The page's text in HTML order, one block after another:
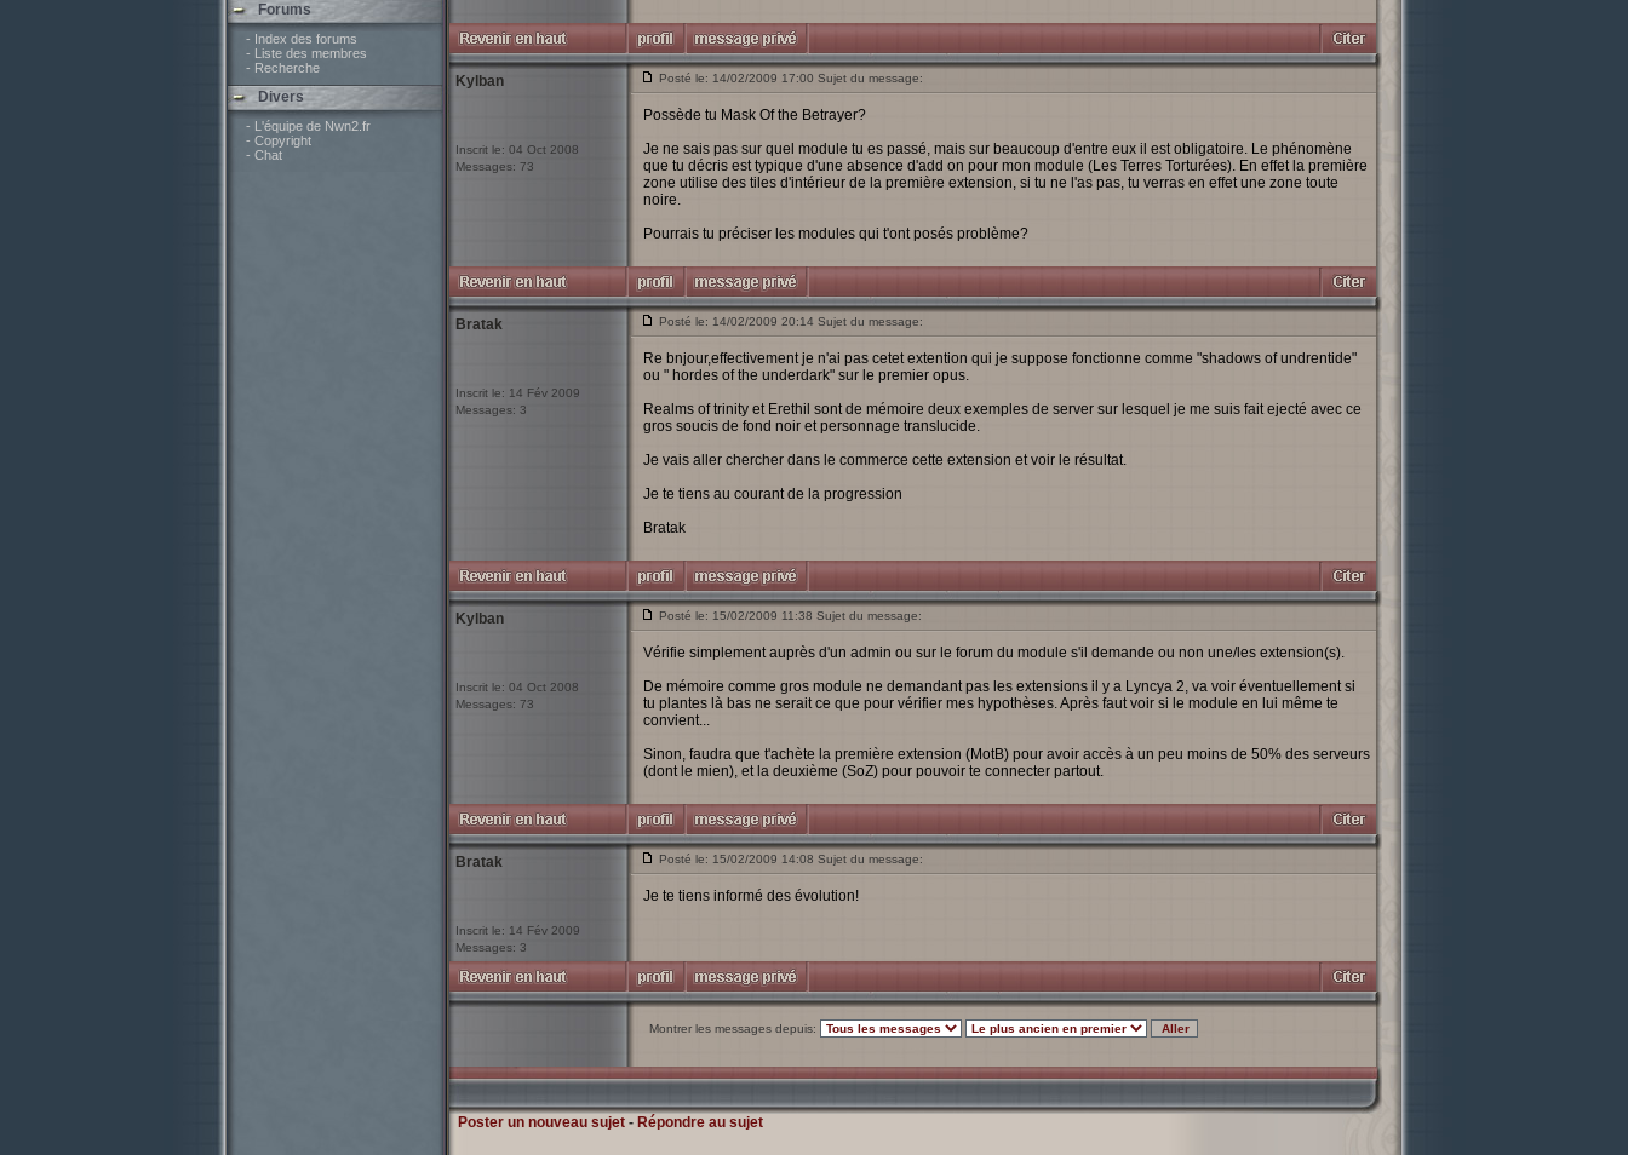
Forums
- Index des forums
- Liste des membres
- Recherche
Divers
- L'équipe de Nwn2.fr
- Copyright
- Chat
Kylban
Inscrit le: 04 Oct 2008
Messages: 73
Posté le: 14/02/2009 17:00 Sujet du message:
Possède tu Mask Of the Betrayer?
Je ne sais pas sur quel module tu es passé, mais sur beaucoup d'entre eux il est obligatoire. Le phénomène
que tu décris est typique d'une absence d'add on pour mon module (Les Terres Torturées). En effet la première
zone utilise des tiles d'intérieur de la première extension, si tu ne l'as pas, tu verras en effet une zone toute
noire.
Pourrais tu préciser les modules qui t'ont posés problème?
Bratak
Inscrit le: 14 Fév 2009
Messages: 3
Posté le: 14/02/2009 20:14 Sujet du message:
Re bnjour,effectivement je n'ai pas cetet extention qui je suppose fonctionne comme "shadows of undrentide"
ou " hordes of the underdark" sur le premier opus.
Realms of trinity et Erethil sont de mémoire deux exemples de server sur lesquel je me suis fait ejecté avec ce
gros soucis de fond noir et personnage translucide.
Je vais aller chercher dans le commerce cette extension et voir le résultat.
Je te tiens au courant de la progression
Bratak
Kylban
Inscrit le: 04 Oct 2008
Messages: 73
Posté le: 15/02/2009 11:38 Sujet du message:
Vérifie simplement auprès d'un admin ou sur le forum du module s'il demande ou non une/les extension(s).
De mémoire comme gros module ne demandant pas les extensions il y a Lyncya 2, va voir éventuellement si
tu plantes là bas ne serait ce que pour vérifier mes hypothèses. Après faut voir si le module en lui même te
convient...
Sinon, faudra que t'achète la première extension (MotB) pour avoir accès à un peu moins de 50% des serveurs
(dont le mien), et la deuxième (SoZ) pour pouvoir te connecter partout.
Bratak
Inscrit le: 14 Fév 2009
Messages: 3
Posté le: 15/02/2009 14:08 Sujet du message:
Je te tiens informé des évolution!
Montrer les messages depuis:
Poster un nouveau sujet- Répondre au sujet